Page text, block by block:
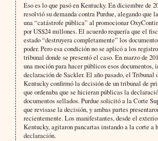
Eso es lo que pasó en Kentucky. En diciembre de
resolvió su demanda contra Purdue, alegando que
una “catástrofe pública” al promocionar
por US$24 millones. El acuerdo requería que el
estado “destruyera completamente” los
poder. Pero esa condición no se aplicó a los
tribunal donde se presentó el caso. En marzo de
una moción para hacer públicos esos documentos,
declaración de Sackler. El año pasado, el Tribunal
Kentucky confirmó la decisión de un tribunal de
que ordenaba que se hicieran públicas la
documentos sellados. Purdue solicitó a la Corte
que revisase la decisión, y ambas partes
recientemente. Los manifestantes, desde el
Kentucky, agitaron pancartas instando a la corte a
declaración.